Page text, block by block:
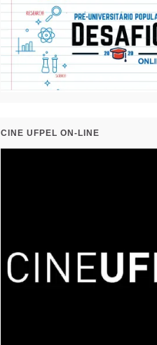
CINE UFPEL ON-LINE